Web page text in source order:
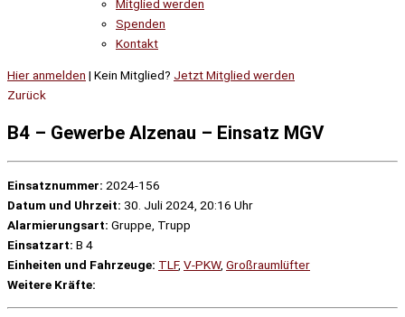
Mitglied werden
Spenden
Kontakt
Hier anmelden | Kein Mitglied? Jetzt Mitglied werden
Zurück
B4 – Gewerbe Alzenau – Einsatz MGV
Einsatznummer: 2024-156
Datum und Uhrzeit: 30. Juli 2024, 20:16 Uhr
Alarmierungsart: Gruppe, Trupp
Einsatzart: B 4
Einheiten und Fahrzeuge: TLF, V-PKW, Großraumlüfter
Weitere Kräfte: